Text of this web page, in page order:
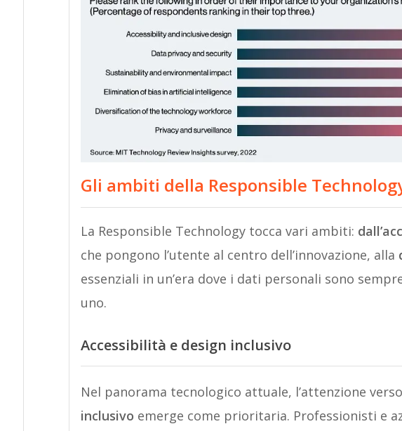
Gli ambiti della Responsible
La Responsible Technology tocca vari ambiti:
che pongono l’utente al centro dell’innovazione, alla
essenziali in un’era dove i dati personali sono
uno.
Accessibilità e design inclusivo
Nel panorama tecnologico attuale, l’attenzione verso
inclusivo emerge come prioritaria. Professionisti e